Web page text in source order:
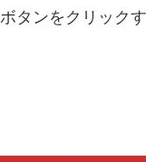
ボタンをクリック